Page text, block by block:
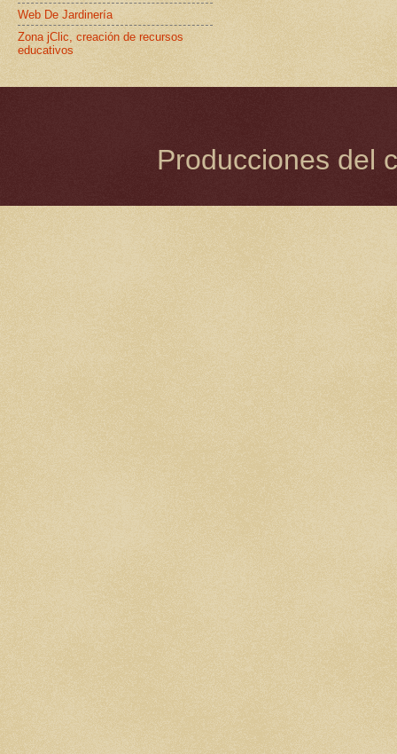
Web De Jardinería
Zona jClic, creación de recursos
educativos
Producciones del